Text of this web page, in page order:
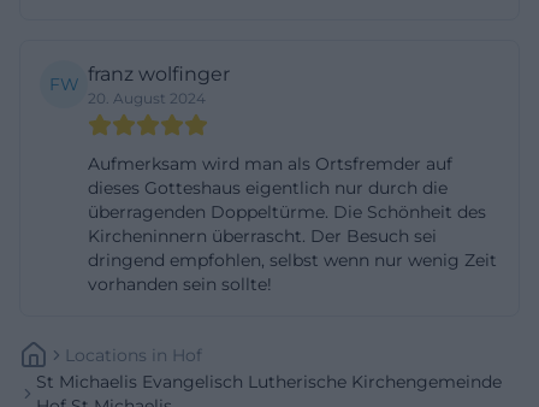
Kirche 1536 zur evangelischen Hauptkirche
erhoben und prägte fortan das geistliche Leben der
Stadt. Der Bau erlebte in den folgenden
Jahrhunderten mehrere Zerstörungen und
Wiederaufbauten, darunter den Beschuss während
der Belagerung von 1553, an den noch
Kanonenkugeln an Kirchelementen erinnern. Diese
Denkmal zu verstehen ist, sondern als Bau, der die
FW franz wolfinger
20. August 2024
Aufmerksam wird man als Ortsfremder auf
dieses Gotteshaus eigentlich nur durch die
überragenden Doppeltürme. Die Schönheit des
Kircheninnern überrascht. Der Besuch sei
dringend empfohlen, selbst wenn nur wenig Zeit
vorhanden sein sollte!
Locations In Hof
St Michaelis Evangelisch Lutherische Kirchengemeinde